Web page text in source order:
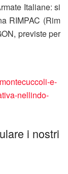
Italiane: si
RIMPAC (Rim
previste per
e-
nellindo-
i nostri